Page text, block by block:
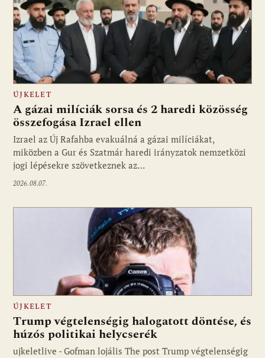
ÚJKELET
A gázai milíciák sorsa és 2 haredi közösség
összefogása Izrael ellen
Izrael az Új Rafahba evakuálná a gázai milíciákat,
miközben a Gur és Szatmár haredi irányzatok nemzetközi
jogi lépésekre szövetkeznek az…
2026.08.07.
Fotó: ujkelet.live
ÚJKELET
Trump végtelenségig halogatott döntése, és
húzós politikai helycserék
ujkeletlive - Gofman lojális The post Trump végtelenségig